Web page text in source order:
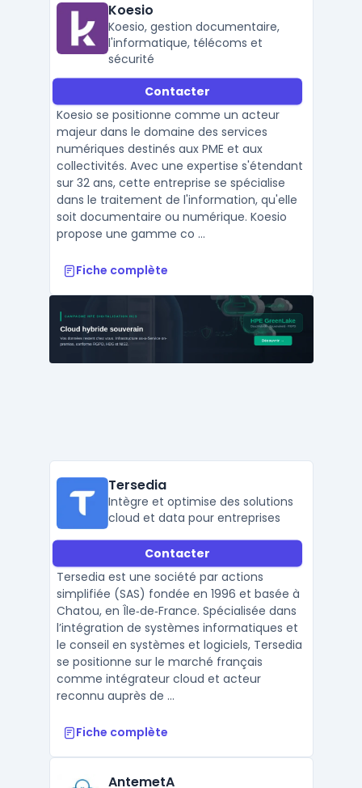
Koesio
Koesio, gestion documentaire,
l'informatique, télécoms et
sécurité
Contacter
Koesio se positionne comme un acteur
majeur dans le domaine des services
numériques destinés aux PME et aux
collectivités. Avec une expertise s'étendant
sur 32 ans, cette entreprise se spécialise
dans le traitement de l'information, qu'elle
soit documentaire ou numérique. Koesio
propose une gamme co ...
Fiche complète
Tersedia
Intègre et optimise des solutions
cloud et data pour entreprises
Contacter
Tersedia est une société par actions
simplifiée (SAS) fondée en 1996 et basée à
Chatou, en Île‑de‑France. Spécialisée dans
l’intégration de systèmes informatiques et
le conseil en systèmes et logiciels, Tersedia
se positionne sur le marché français
comme intégrateur cloud et acteur
reconnu auprès de ...
Fiche complète
AntemetA